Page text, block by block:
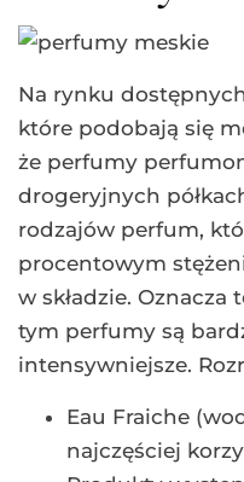
Na rynku
które podobają się
że perfumy
drogeryjnych
rodzajów perfum,
procentowym
w składzie. Oznacza
tym perfumy są
intensywniejsze.
Eau Fraiche
najczęściej